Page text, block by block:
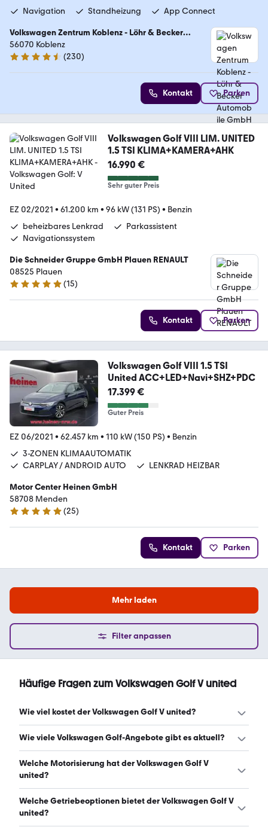
Navigation
Standheizung App Connect
Volkswagen Zentrum Koblenz - Löhr & Becker
Automobile GmbH
56070 Koblenz
4.6 Sterne
(230)
Kontakt Parken
Volkswagen Golf VIII LIM. UNITED
1.5 TSI KLIMA+KAMERA+AHK
16.990 €
Sehr guter Preis
EZ 02/2021 • 61.200 km • 96 kW (131 PS) • Benzin
beheizbares Lenkrad
Parkassistent
Navigationssystem
Die Schneider Gruppe GmbH Plauen RENAULT
08525 Plauen
4.8 Sterne
(15)
Kontakt Parken
Volkswagen Golf VIII 1.5 TSI
United ACC+LED+Navi+SHZ+PDC
17.399 €
Guter Preis
EZ 06/2021 • 62.457 km • 110 kW (150 PS) • Benzin
3-ZONEN KLIMAAUTOMATIK
CARPLAY / ANDROID AUTO
LENKRAD HEIZBAR
Motor Center Heinen GmbH
58708 Menden
4.8 Sterne
(25)
Kontakt Parken
Mehr laden
Filter anpassen
Häufige Fragen zum Volkswagen Golf V united
Wie viel kostet der Volkswagen Golf V united?
Ein guter Preis für einen Volkswagen Golf V united liegt
Wie viele Volkswagen Golf-Angebote gibt es aktuell?
Es gibt insgesamt 377 Volkswagen Golf bei mobile.de,
davon 377 Gebraucht- und 0 Neuwagen. (Stand:
Welche Motorisierung hat der Volkswagen Golf V
united?
Der Volkswagen Golf V united hat Leistungen zwischen 80
und 150 PS. (Stand: 8.8.2026)
Welche Getriebeoptionen bietet der Volkswagen Golf V
united?